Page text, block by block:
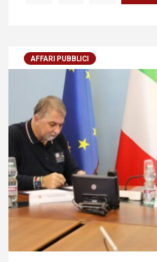
AFFARI PUBBLICI